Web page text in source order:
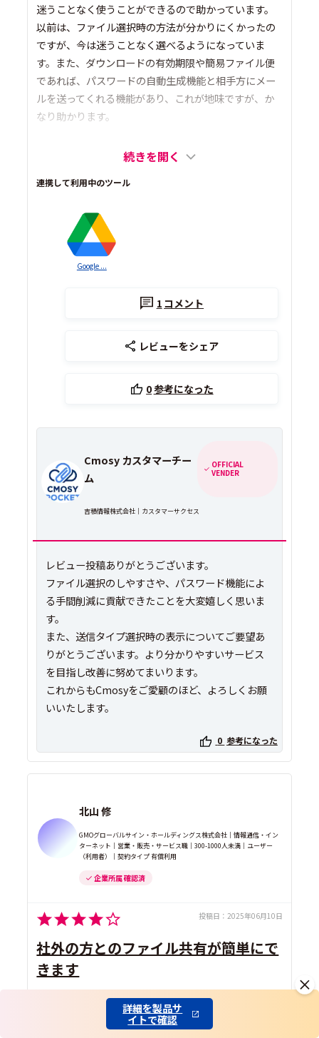
迷うことなく使うことができるので助かっています。
以前は、ファイル選択時の方法が分かりにくかったの
ですが、今は迷うことなく選べるようになっていま
す。また、ダウンロードの有効期限や簡易ファイル便
であれば、パスワードの自動生成機能と相手方にメー
ルを送ってくれる機能があり、これが地味ですが、か
なり助かります。
続きを開く
連携して利用中のツール
Google ...
1 コメント
レビューをシェア
0参考になった
Cmosy カスタマーチー
ム
OFFICIAL
VENDER
吉積情報株式会社｜カスタマーサクセス
レビュー投稿ありがとうございます。
ファイル選択のしやすさや、パスワード機能によ
る手間削減に貢献できたことを大変嬉しく思いま
す。
また、送信タイプ選択時の表示についてご要望あ
りがとうございます。より分かりやすいサービス
を目指し改善に努めてまいります。
これからもCmosyをご愛顧のほど、よろしくお願
いいたします。
0 参考になった
北山 修
GMOグローバルサイン・ホールディングス株式会社｜情報通信・イン
ターネット｜営業・販売・サービス職｜300-1000人未満｜ユーザー
（利用者）｜契約タイプ 有償利用
企業所属 確認済
投稿日： 2025年06月10日
社外の方とのファイル共有が簡単にで
きます
Google Workspace拡張機能で利用
詳細を製品サ
イトで確認